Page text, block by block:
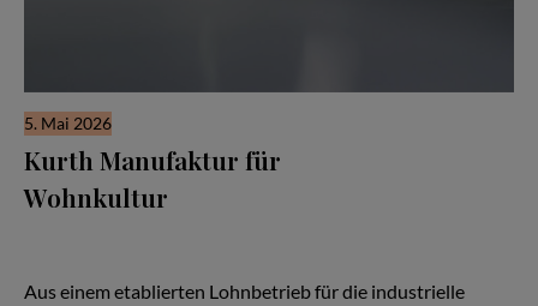
5. Mai 2026
Kurth Manufaktur für
Wohnkultur
Aus einem etablierten Lohnbetrieb für die industrielle